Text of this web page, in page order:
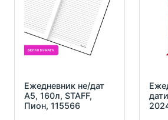
Ежедневник не/дат
А5, 160л, STAFF,
Пион, 115566